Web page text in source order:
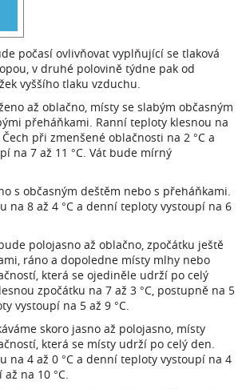
počasí ovlivňovat vyplňující se tlaková
v druhé polovině týdne pak od
vyššího tlaku vzduchu.
až oblačno, místy se slabým občasným
přeháňkami. Ranní teploty klesnou na
při zmenšené oblačnosti na 2 °C a
na 7 až 11 °C. Vát bude mírný
s občasným deštěm nebo s přeháňkami.
na 8 až 4 °C a denní teploty vystoupí na 6
polojasno až oblačno, zpočátku ještě
ráno a dopoledne místy mlhy nebo
která se ojediněle udrží po celý
zpočátku na 7 až 3 °C, postupně na 5
vystoupí na 5 až 9 °C.
skoro jasno až polojasno, místy
která se místy udrží po celý den.
na 4 až 0 °C a denní teploty vystoupí na 4
na 10 °C.